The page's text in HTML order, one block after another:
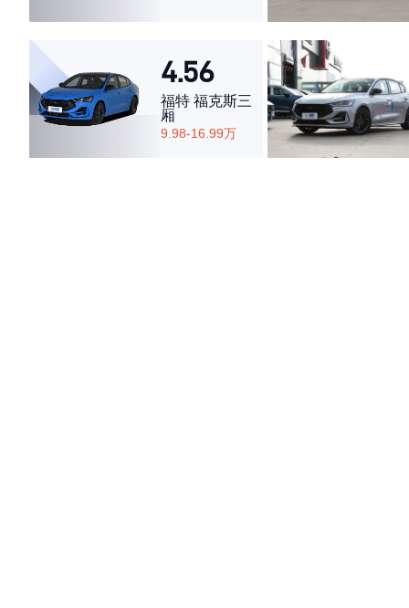
4.56
福特 福克斯三
厢
9.98-16.99万